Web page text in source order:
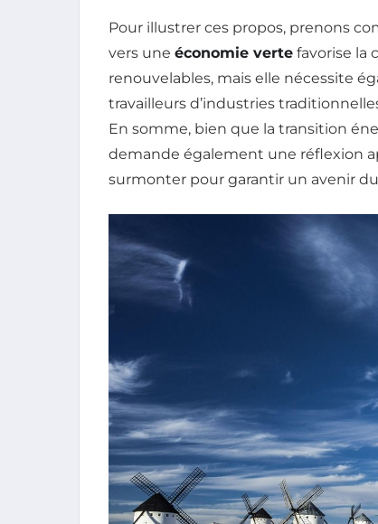
Pour illustrer ces propos, prenons
vers une économie verte favorise la
renouvelables, mais elle nécessite
travailleurs d’industries
En somme, bien que la transition
demande également une réflexion
surmonter pour garantir un avenir